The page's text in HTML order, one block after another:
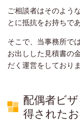
ご相談者はそのよう
とに抵抗をお持ちで
そこで、当事務所で
お出しした見積書の
だく運営をしておりま
配偶者ビ
得された